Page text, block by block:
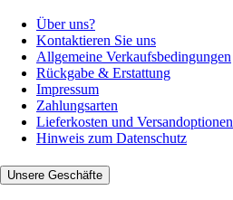
Über uns?
Kontaktieren Sie uns
Allgemeine Verkaufsbedingungen
Rückgabe & Erstattung
Impressum
Zahlungsarten
Lieferkosten und Versandoptionen
Hinweis zum Datenschutz
Unsere Geschäfte